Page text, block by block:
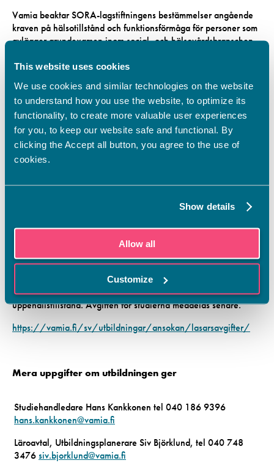
This website uses cookies
We use cookies and similar technologies on the website
to understand how you use the website, to optimize its
functionality, to create more valuable user experiences
for you, to keep our website safe and functional. By
clicking the Accept all button, you agree to the use of
cookies.
Show details
Allow all
Customize
Vamia beaktar SORA-lagstiftningens bestämmelser angående
kraven på hälsotillstånd och funktionsförmåga för personer som
avlägger grundexamen inom social- och hälsovårdsbranschen.
Språkkravet är av nivå B1.1. Om du har ett annat modersmål än
Du kan bifoga dina skol- och arbetsintyg samt eventuella intyg
om dina svenska språkkunskaper till din ansökan. Detta kan
snabba på handläggningen av din ansökan. Innan du fyller i
ansökan är det bra att skanna eller fotografera intygen för att
kunna bifoga dem.
medborgare från EU/ETA området, men kostnader kan
tillkomma för t.ex. studiematerial.
Från och med 1.8.2026 gäller studieavgifter för studerande som
inte är medborgare i EU-/EES-länder. Studerande kan dock
befrias från studieavgiften till exempel på grund av sitt
uppehållstillstånd. Avgiften för studierna meddelas senare.
https://vamia.fi/sv/utbildningar/ansokan/lasarsavgifter/
Mera uppgifter om utbildningen ger
Studiehandledare Hans Kankkonen tel 040 186 9396
hans.kankkonen@vamia.fi
Läroavtal, Utbildningsplanerare Siv Björklund, tel 040 748
3476siv.bjorklund@vamia.fi